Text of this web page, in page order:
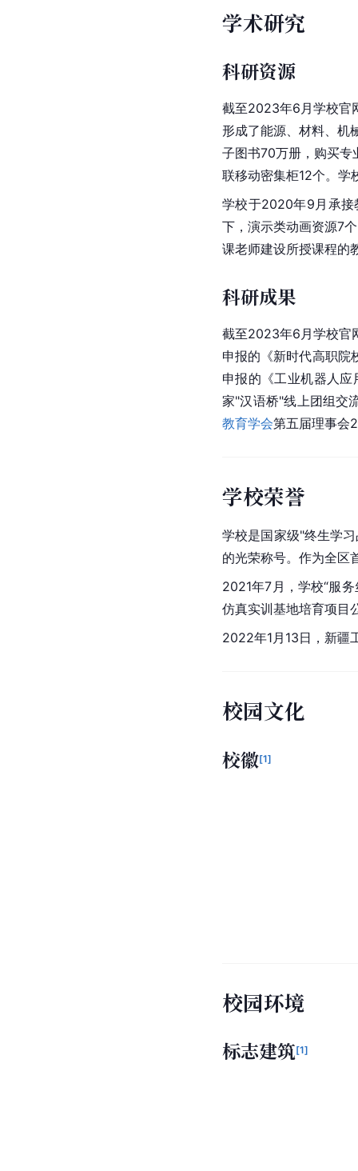
学术研究
科研资源
截至2023年6月学校官
形成了能源、材料、机
子图书70万册，购买专
联移动密集柜12个。学
学校于2020年9月承接
下，演示类动画资源7
课老师建设所授课程的
科研成果
截至2023年6月学校官
申报的《新时代高职院
申报的《工业机器人
家"汉语桥"线上团组交
教育学会第五届理事会
学校荣誉
学校是国家级"终生学
的光荣称号。作为全区
2021年7月，学校“服
仿真实训基地培育项目
2022年1月13日，新疆
校园文化
校徽[1]
校园环境
标志建筑[1]